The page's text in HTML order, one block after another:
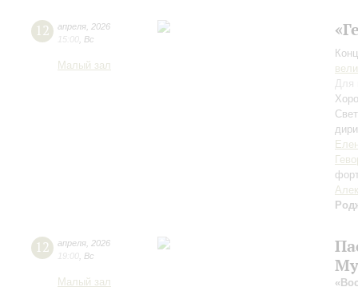
12 апреля 2026
15:00 Вс
Малый зал
Для
12 апреля 2026
19:00 Вс
Малый зал